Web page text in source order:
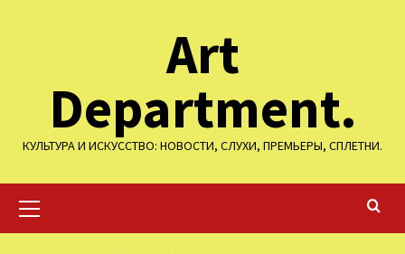
Art
Department.
КУЛЬТУРА И ИСКУССТВО: НОВОСТИ, СЛУХИ, ПРЕМЬЕРЫ, СПЛЕТНИ.
меню